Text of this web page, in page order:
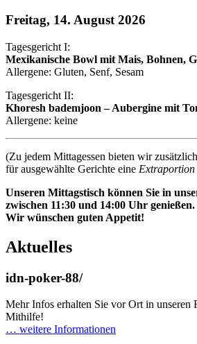
Freitag, 14. August 2026
Tagesgericht I:
Mexikanische Bowl mit Mais, Bohnen,
Allergene: Gluten, Senf, Sesam
Tagesgericht II:
Khoresh bademjoon – Aubergine mit
Allergene: keine
(Zu jedem Mittagessen bieten wir zusätzlich
für ausgewählte Gerichte eine Extraportion
Unseren Mittagstisch können Sie in
zwischen 11:30 und 14:00 Uhr genießen.
Wir wünschen guten Appetit!
Aktuelles
idn-poker-88/
Mehr Infos erhalten Sie vor Ort in unseren
Mithilfe!
… weitere Informationen